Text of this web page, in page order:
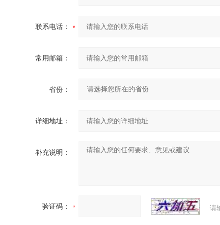
联系电话：
常用邮箱：
省份：
详细地址：
补充说明：
验证码： 请